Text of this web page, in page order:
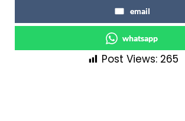
email
whatsapp
Post Views: 265